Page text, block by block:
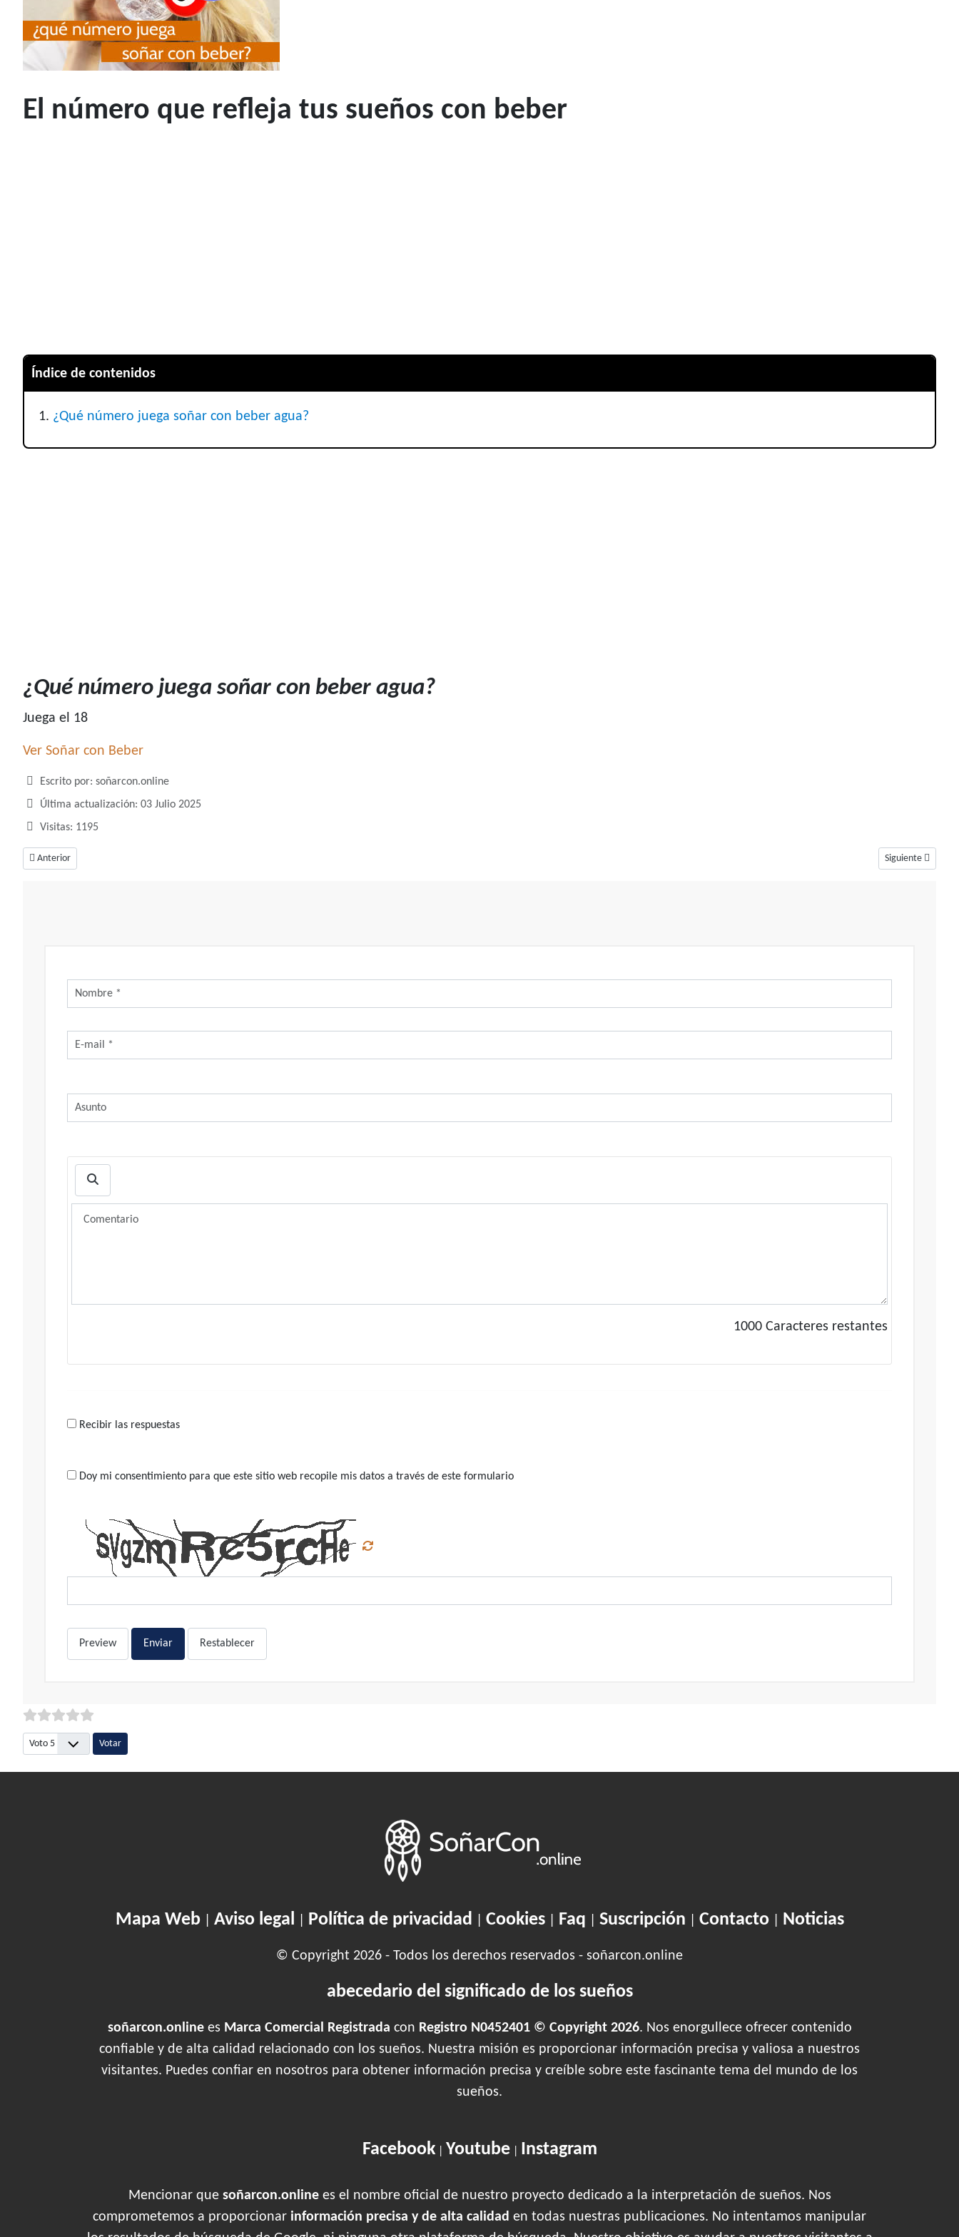
El número que refleja tus sueños con beber
Índice de contenidos
¿Qué número juega soñar con beber agua?
¿Qué número juega soñar con beber agua?
Juega el 18
Ver Soñar con Beber
Detalles
Escrito por: soñarcon.online
Última actualización: 03 Julio 2025
Visitas: 1195
Artículo anterior: ¿Qué número juega soñar con baúl?
Anterior Artículo siguiente:
Siguiente
1000 Caracteres restantes
Recibir las respuestas
Doy mi consentimiento para que este sitio web recopile mis datos a través de este formulario
Preview Enviar Restablecer
Por favor, vote
Mapa Web| Aviso legal Política de privacidad Cookies| Faq Suscripción Contacto| Noticias
© Copyright 2026 - Todos los derechos reservados - soñarcon.online
abecedario del significado de los sueños
soñarcon.onlinees Marca Comercial Registrada con Registro N0452401 © Copyright 2026. Nos enorgullece ofrecer contenido
confiable y de alta calidad relacionado con los sueños. Nuestra misión es proporcionar información precisa y valiosa a nuestros
visitantes. Puedes confiar en nosotros para obtener información precisa y creíble sobre este fascinante tema del mundo de los
sueños.
Facebook| Youtube| Instagram
Mencionar que soñarcon.onlinees el nombre oficial de nuestro proyecto dedicado a la interpretación de sueños. Nos
comprometemos a proporcionar información precisa y de alta calidad en todas nuestras publicaciones. No intentamos manipular